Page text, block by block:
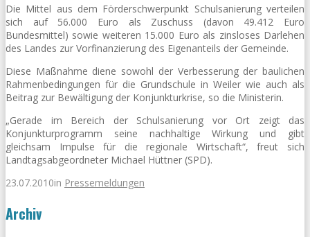
Die Mittel aus dem Förderschwerpunkt Schulsanierung verteilen
sich auf 56.000 Euro als Zuschuss (davon 49.412 Euro
Bundesmittel) sowie weiteren 15.000 Euro als zinsloses Darlehen
des Landes zur Vorfinanzierung des Eigenanteils der Gemeinde.
Diese Maßnahme diene sowohl der Verbesserung der baulichen
Rahmenbedingungen für die Grundschule in Weiler wie auch als
Beitrag zur Bewältigung der Konjunkturkrise, so die Ministerin.
„Gerade im Bereich der Schulsanierung vor Ort zeigt das
Konjunkturprogramm seine nachhaltige Wirkung und gibt
gleichsam Impulse für die regionale Wirtschaft“, freut sich
Landtagsabgeordneter Michael Hüttner (SPD).
23.07.2010in Pressemeldungen
Archiv